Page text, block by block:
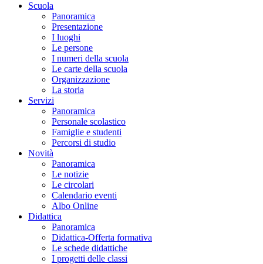
Scuola
Panoramica
Presentazione
I luoghi
Le persone
I numeri della scuola
Le carte della scuola
Organizzazione
La storia
Servizi
Panoramica
Personale scolastico
Famiglie e studenti
Percorsi di studio
Novità
Panoramica
Le notizie
Le circolari
Calendario eventi
Albo Online
Didattica
Panoramica
Didattica-Offerta formativa
Le schede didattiche
I progetti delle classi